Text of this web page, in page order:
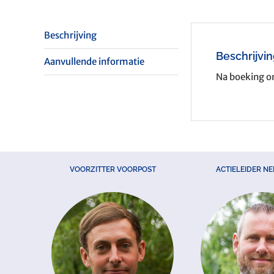
Beschrijving
Aanvullende informatie
Na boeking
VOORZITTER VOORPOST ACTIELEIDER